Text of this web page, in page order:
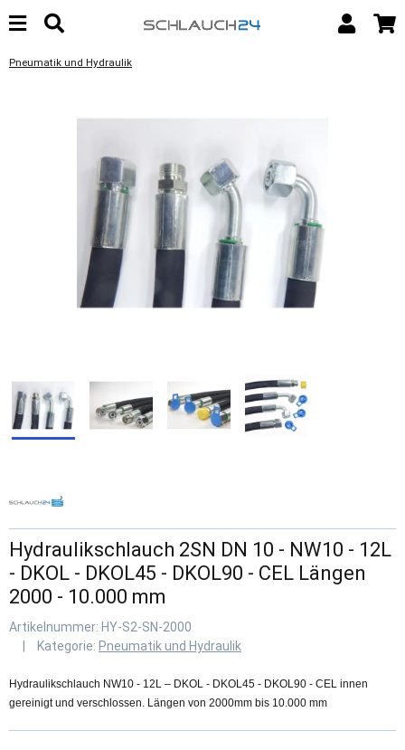
Pneumatik und Hydraulik
Hydraulikschlauch 2SN DN 10 - NW10 - 12L
- DKOL - DKOL45 - DKOL90 - CEL Längen
2000 - 10.000 mm
Artikelnummer: HY-S2-SN-2000
Kategorie: Pneumatik und Hydraulik
Hydraulikschlauch NW10 - 12L – DKOL - DKOL45 - DKOL90 - CEL innen
gereinigt und verschlossen. Längen von 2000mm bis 10.000 mm